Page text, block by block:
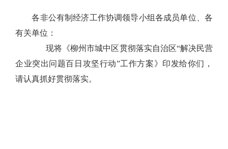
各非公有制经济工作协调领导小组各成员单位、各
有关单位：
现将《柳州市城中区贯彻落实自治区“解决民营
企业突出问题百日攻坚行动”工作方案》印发给你们，
请认真抓好贯彻落实。